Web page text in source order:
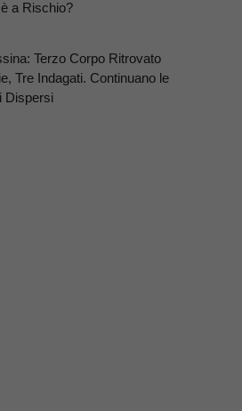
è a Rischio?
Terzo Corpo Ritrovato
Tre Indagati. Continuano le
Dispersi